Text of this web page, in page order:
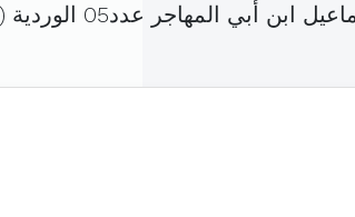
أبي المهاجر عدد05 الوردية (